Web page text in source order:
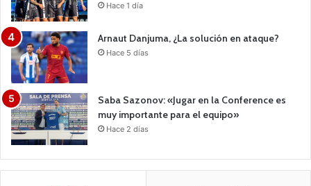
Hace 1 día
Arnaut Danjuma, ¿La solución en ataque?
Hace 5 días
Saba Sazonov: «Jugar en la Conference es
muy importante para el equipo»
Hace 2 días